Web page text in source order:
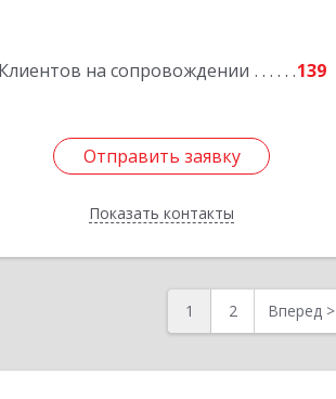
Клиентов на сопровождении 139
Отправить заявку
Показать контакты
Подробнее
Отправить заявку
Назад
1 2 Вперед >